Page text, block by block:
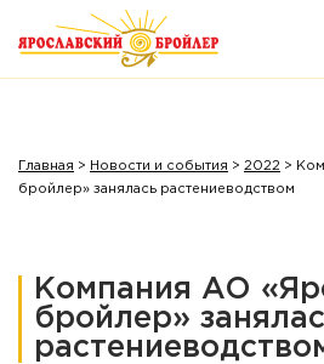
Главная > Новости и события > 2022 >
бройлер» занялась растениеводством
Компания АО
бройлер»